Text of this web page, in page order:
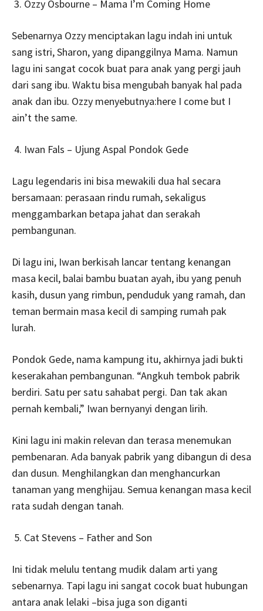
Ozzy Osbourne – Mama I’m Coming Home
Sebenarnya Ozzy menciptakan lagu indah ini untuk
sang istri, Sharon, yang dipanggilnya Mama. Namun
lagu ini sangat cocok buat para anak yang pergi jauh
dari sang ibu. Waktu bisa mengubah banyak hal pada
anak dan ibu. Ozzy menyebutnya:here I come but I
ain’t the same.
Iwan Fals – Ujung Aspal Pondok Gede
Lagu legendaris ini bisa mewakili dua hal secara
bersamaan: perasaan rindu rumah, sekaligus
menggambarkan betapa jahat dan serakah
pembangunan.
Di lagu ini, Iwan berkisah lancar tentang kenangan
masa kecil, balai bambu buatan ayah, ibu yang penuh
kasih, dusun yang rimbun, penduduk yang ramah, dan
teman bermain masa kecil di samping rumah pak
lurah.
Pondok Gede, nama kampung itu, akhirnya jadi bukti
keserakahan pembangunan. “Angkuh tembok pabrik
berdiri. Satu per satu sahabat pergi. Dan tak akan
pernah kembali,” Iwan bernyanyi dengan lirih.
Kini lagu ini makin relevan dan terasa menemukan
pembenaran. Ada banyak pabrik yang dibangun di desa
dan dusun. Menghilangkan dan menghancurkan
tanaman yang menghijau. Semua kenangan masa kecil
rata sudah dengan tanah.
Cat Stevens – Father and Son
Ini tidak melulu tentang mudik dalam arti yang
sebenarnya. Tapi lagu ini sangat cocok buat hubungan
antara anak lelaki –bisa juga son diganti